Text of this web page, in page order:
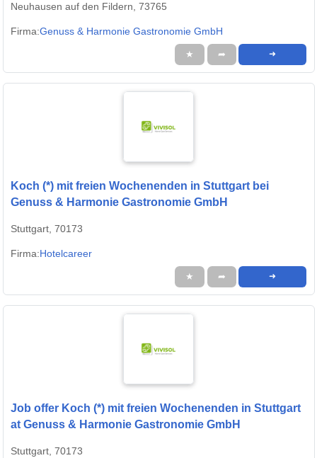
Neuhausen auf den Fildern, 73765
Firma:Genuss & Harmonie Gastronomie GmbH
★ ➦ ➜
Koch (*) mit freien Wochenenden in Stuttgart bei
Genuss & Harmonie Gastronomie GmbH
Stuttgart, 70173
Firma:Hotelcareer
★ ➦ ➜
Job offer Koch (*) mit freien Wochenenden in Stuttgart
at Genuss & Harmonie Gastronomie GmbH
Stuttgart, 70173